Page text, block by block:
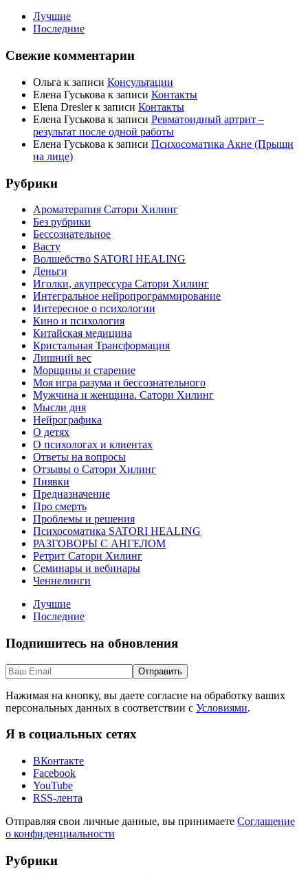
Лучшие
Последние
Свежие комментарии
Ольга к записи Консультации
Елена Гуськова к записи Контакты
Elena Dreslerк записи Контакты
Елена Гуськова к записи Ревматоидный артрит –
результат после одной работы
Елена Гуськова к записи Психосоматика Акне (Прыщи
на лице)
Рубрики
Ароматерапия Сатори Хилинг
Без рубрики
Бессознательное
Васту
Волшебство SATORI HEALING
Деньги
Иголки, акупрессура Сатори Хилинг
Интегральное нейропрограммирование
Интересное о психологии
Кино и психология
Китайская медицина
Кристальная Трансформация
Лишний вес
Морщины и старение
Моя игра разума и бессознательного
Мужчина и женщина. Сатори Хилинг
Мысли дня
Нейрографика
О детях
О психологах и клиентах
Ответы на вопросы
Отзывы о Сатори Хилинг
Пиявки
Предназначение
Про смерть
Проблемы и решения
Психосоматика SATORI HEALING
РАЗГОВОРЫ С АНГЕЛОМ
Ретрит Сатори Хилинг
Семинары и вебинары
Ченнелинги
Лучшие
Последние
Подпишитесь на обновления
Нажимая на кнопку, вы даете согласие на обработку ваших
персональных данных в соответствии с Условиями.
Я в социальных сетях
ВКонтакте
Facebook
YouTube
RSS-лента
Отправляя свои личные данные, вы принимаете Соглашение
о конфиденциальности
Рубрики